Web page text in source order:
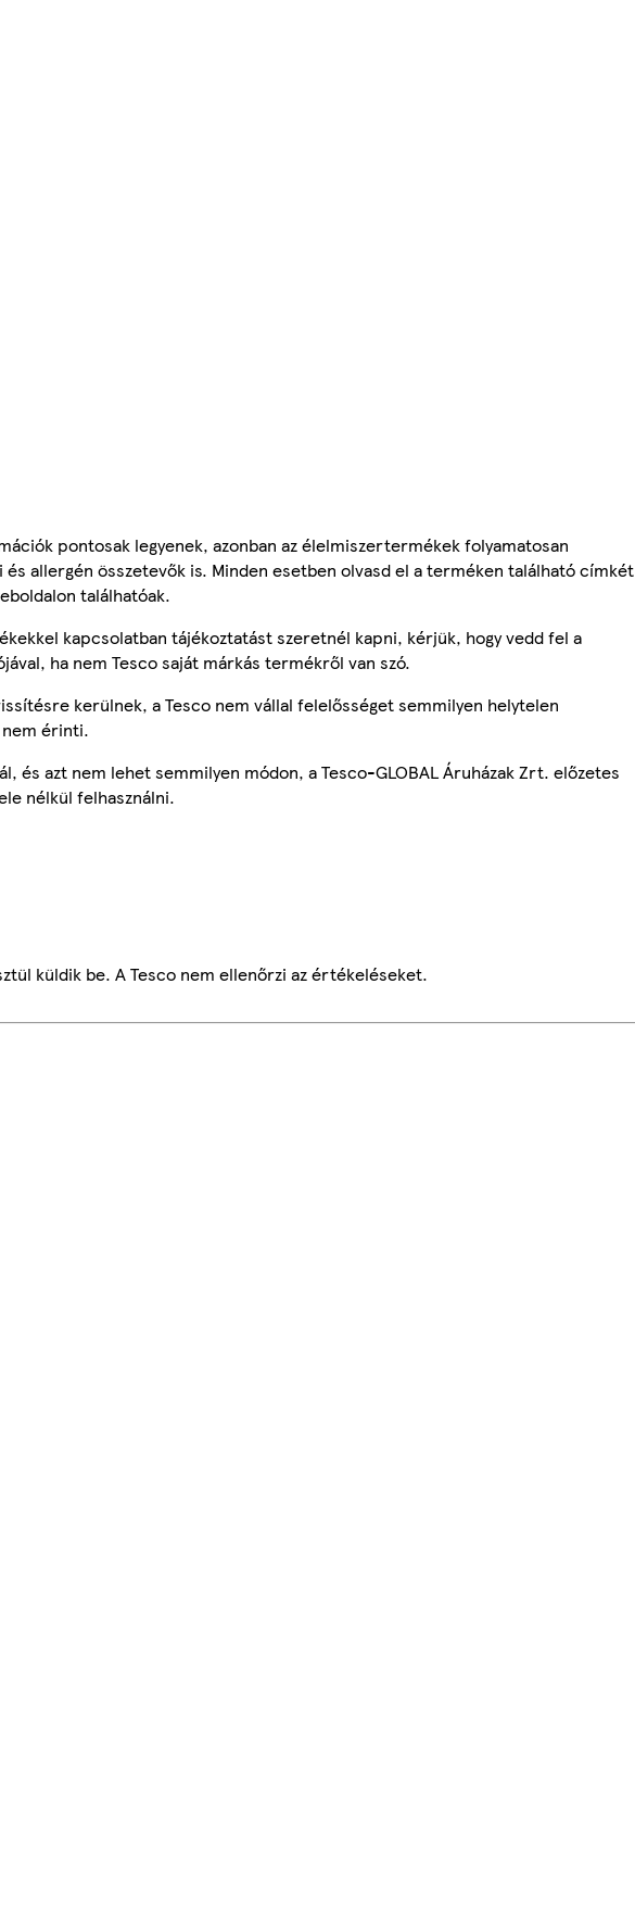
pontosak legyenek, azonban az élelmiszertermékek folyamatosan
allergén összetevők is. Minden esetben olvasd el a terméken található címkét
találhatóak.
kapcsolatban tájékoztatást szeretnél kapni, kérjük, hogy vedd fel a
ha nem Tesco saját márkás termékről van szó.
kerülnek, a Tesco nem vállal felelősséget semmilyen helytelen
érinti.
és azt nem lehet semmilyen módon, a Tesco-GLOBAL Áruházak Zrt. előzetes
nélkül felhasználni.
küldik be. A Tesco nem ellenőrzi az értékeléseket.